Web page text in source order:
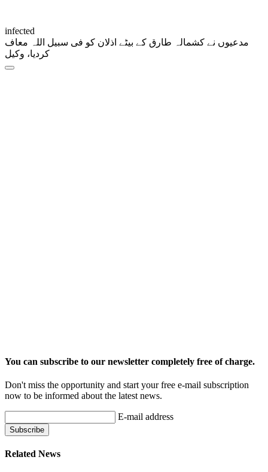
infected
مدعیوں نے کشمالہ طارق کے بیٹے اذلان کو فی سبیل اللہ معاف
کردیا، وکیل
You can subscribe to our newsletter completely free of charge.
Don't miss the opportunity and start your free e-mail subscription
now to be informed about the latest news.
E-mail address
Related News